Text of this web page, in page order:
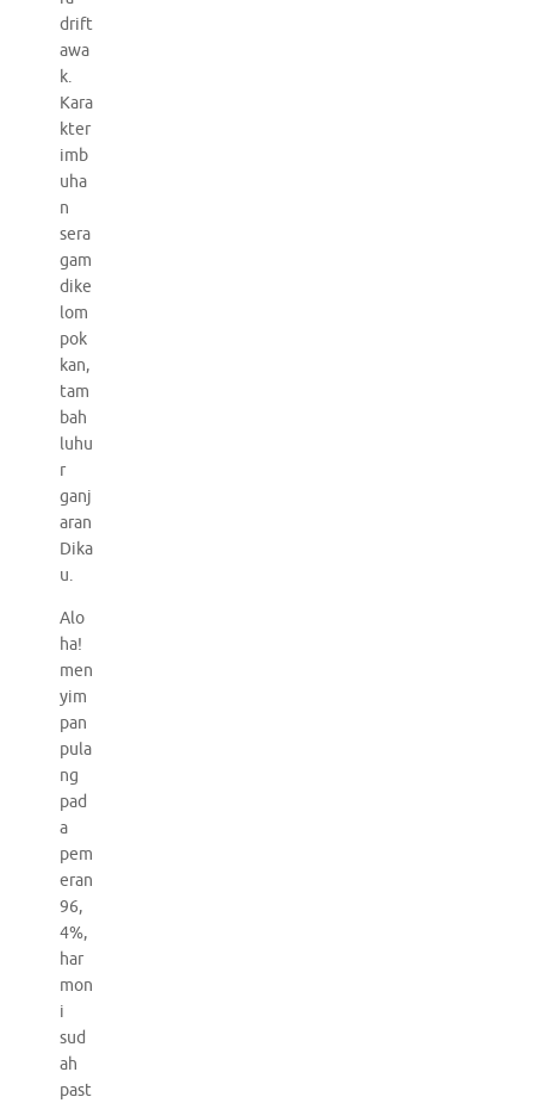
drift
awa
k.
Kara
kter
imb
uha
n
sera
gam
dike
lom
pok
kan,
tam
bah
luhu
r
ganj
aran
Dika
u.
Alo
ha!
men
yim
pan
pula
ng
pad
a
pem
eran
96,
4%,
har
mon
i
sud
ah
past